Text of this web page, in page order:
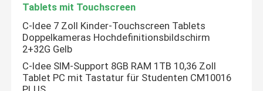
Tablets mit Touchscreen
C-Idee 7 Zoll Kinder-Touchscreen Tablets
Doppelkameras Hochdefinitionsbildschirm
2+32G Gelb
C-Idee SIM-Support 8GB RAM 1TB 10,36 Zoll
Tablet PC mit Tastatur für Studenten CM10016